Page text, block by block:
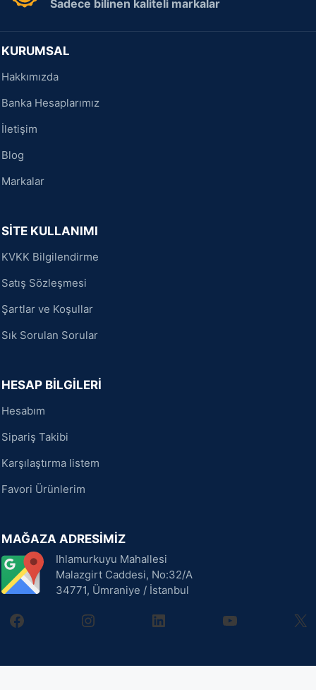
Sadece bilinen kaliteli markalar
KURUMSAL
Hakkımızda
Banka Hesaplarımız
İletişim
Blog
Markalar
SİTE KULLANIMI
KVKK Bilgilendirme
Satış Sözleşmesi
Şartlar ve Koşullar
Sık Sorulan Sorular
HESAP BİLGİLERİ
Hesabım
Sipariş Takibi
Karşılaştırma listem
Favori Ürünlerim
MAĞAZA ADRESİMİZ
Ihlamurkuyu Mahallesi
Malazgirt Caddesi, No:32/A
34771, Ümraniye / İstanbul
facebookinstagramlinkedin youtube X